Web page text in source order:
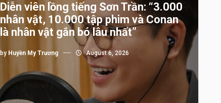
Diễn viên lồng tiếng Sơn Trần: “3.000
nhân vật, 10.000 tập phim và Conan
là nhân vật gắn bó lâu nhất”
by Huyền My Trương August 6, 2026